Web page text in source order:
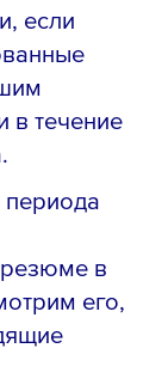
если
течение
периода
в
его,